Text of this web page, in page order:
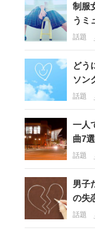
制服
うミ
話題
どう
ソン
話題
一人
曲7選
話題
男子
の失
話題